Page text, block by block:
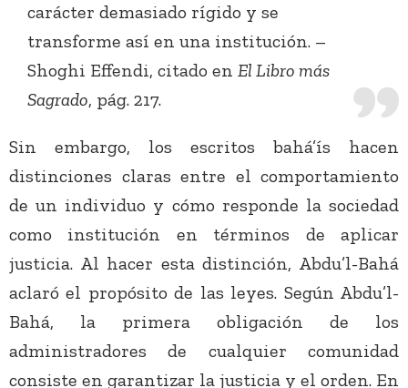
carácter demasiado rígido y se
transforme así en una institución. –
Shoghi Effendi, citado en El Libro más
Sagrado, pág. 217.
Sin embargo, los escritos bahá’ís hacen
distinciones claras entre el comportamiento
de un individuo y cómo responde la sociedad
como institución en términos de aplicar
justicia. Al hacer esta distinción, Abdu’l-Bahá
aclaró el propósito de las leyes. Según Abdu’l-
Bahá, la primera obligación de los
administradores de cualquier comunidad
consiste en garantizar la justicia y el orden. En